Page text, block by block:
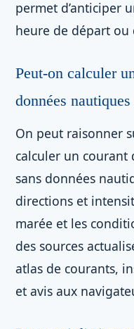
permet d’anticiper
heure de départ ou
Peut-on calculer
données
On peut raisonner
calculer un courant
sans données
directions et
marée et les
des sources
atlas de courants,
et avis aux